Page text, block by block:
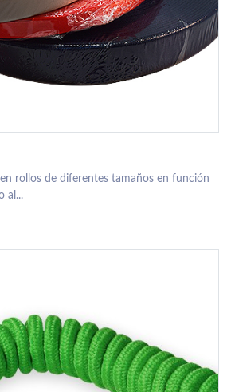
rollos de diferentes tamaños en función
al...